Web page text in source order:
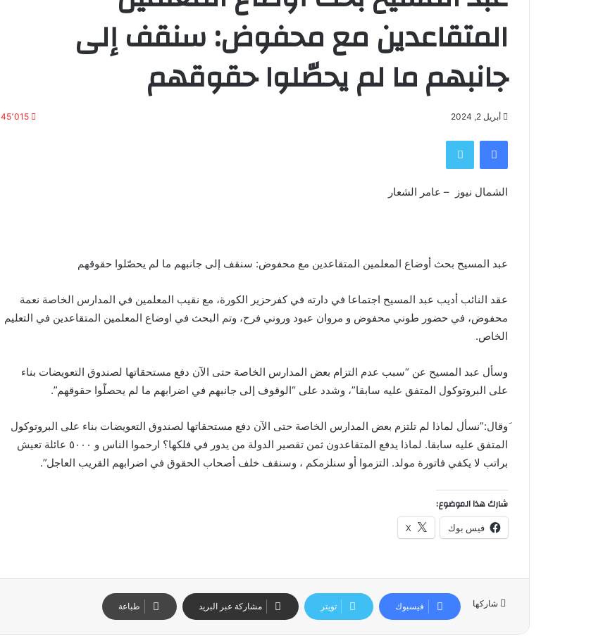
المتقاعدين مع محفوض: سنقف إلى
جانبهم ما لم يحصّلوا حقوقهم
أبريل 2, 2024 45٬015
فيسبوك تويتر
الشمال نيوز – عامر الشعار
عبد المسيح بحث أوضاع المعلمين المتقاعدين مع محفوض: سنقف إلى جانبهم ما لم يحصّلوا حقوقهم
عقد النائب أديب عبد المسيح اجتماعا في دارته في كفرحزير الكورة، مع نقيب المعلمين في المدارس الخاصة نعمة
محفوض، في حضور طوني محفوض و مروان عبود وروني فرح، وتم البحث في اوضاع المعلمين المتقاعدين في التعليم
الخاص.
وسأل عبد المسيح عن “سبب عدم التزام بعض المدارس الخاصة حتى الآن دفع مستحقاتها لصندوق التعويضات بناء
على البروتوكول المتفق عليه سابقا”، وشدد على “الوقوف إلى جانبهم في اضرابهم ما لم يحصلّوا حقوقهم”.
َوقال:”نسأل لماذا لم تلتزم بعض المدارس الخاصة حتى الآن دفع مستحقاتها لصندوق التعويضات بناء على البروتوكول
المتفق عليه سابقا. لماذا يدفع المتقاعدون ثمن تقصير الدولة من يدور في فلكها؟ ارحموا الناس و ٥٠٠٠ عائلة تعيش
براتب لا يكفي فاتورة مولد. التزموا أو سنلزمكم ، وسنقف خلف أصحاب الحقوق في اضرابهم القريب العاجل”.
شارك هذا الموضوع:
فيس بوك X
شاركها فيسبوك تويتر مشاركة عبر البريد طباعة